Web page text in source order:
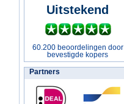
Uitstekend
60.200 beoordelingen door
bevestigde kopers
Partners